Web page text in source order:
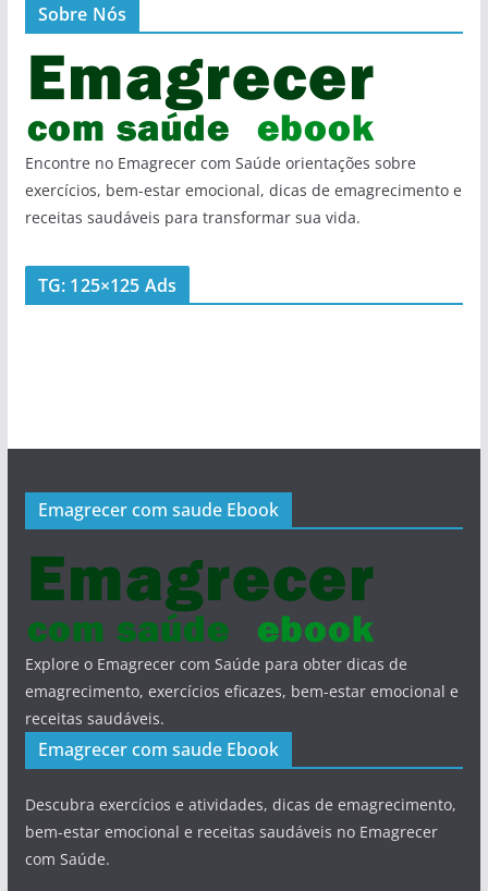
Sobre Nós
Encontre no Emagrecer com Saúde orientações sobre
exercícios, bem-estar emocional, dicas de emagrecimento e
receitas saudáveis para transformar sua vida.
TG: 125×125 Ads
Emagrecer com saude Ebook
Explore o Emagrecer com Saúde para obter dicas de
emagrecimento, exercícios eficazes, bem-estar emocional e
receitas saudáveis.
Emagrecer com saude Ebook
Descubra exercícios e atividades, dicas de emagrecimento,
bem-estar emocional e receitas saudáveis no Emagrecer
com Saúde.